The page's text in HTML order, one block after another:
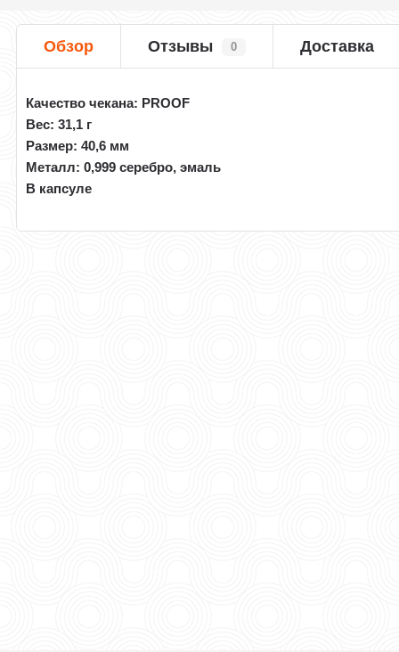
Обзор Отзывы 0 Доставка
Качество чекана: PROOF
Вес: 31,1 г
Размер: 40,6 мм
Металл: 0,999 серебро, эмаль
В капсуле